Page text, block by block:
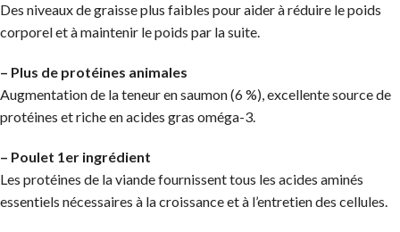
Des niveaux de graisse plus faibles pour aider à réduire le poids
corporel et à maintenir le poids par la suite.
– Plus de protéines animales
Augmentation de la teneur en saumon (6 %), excellente source de
protéines et riche en acides gras oméga-3.
– Poulet 1er ingrédient
Les protéines de la viande fournissent tous les acides aminés
essentiels nécessaires à la croissance et à l’entretien des cellules.